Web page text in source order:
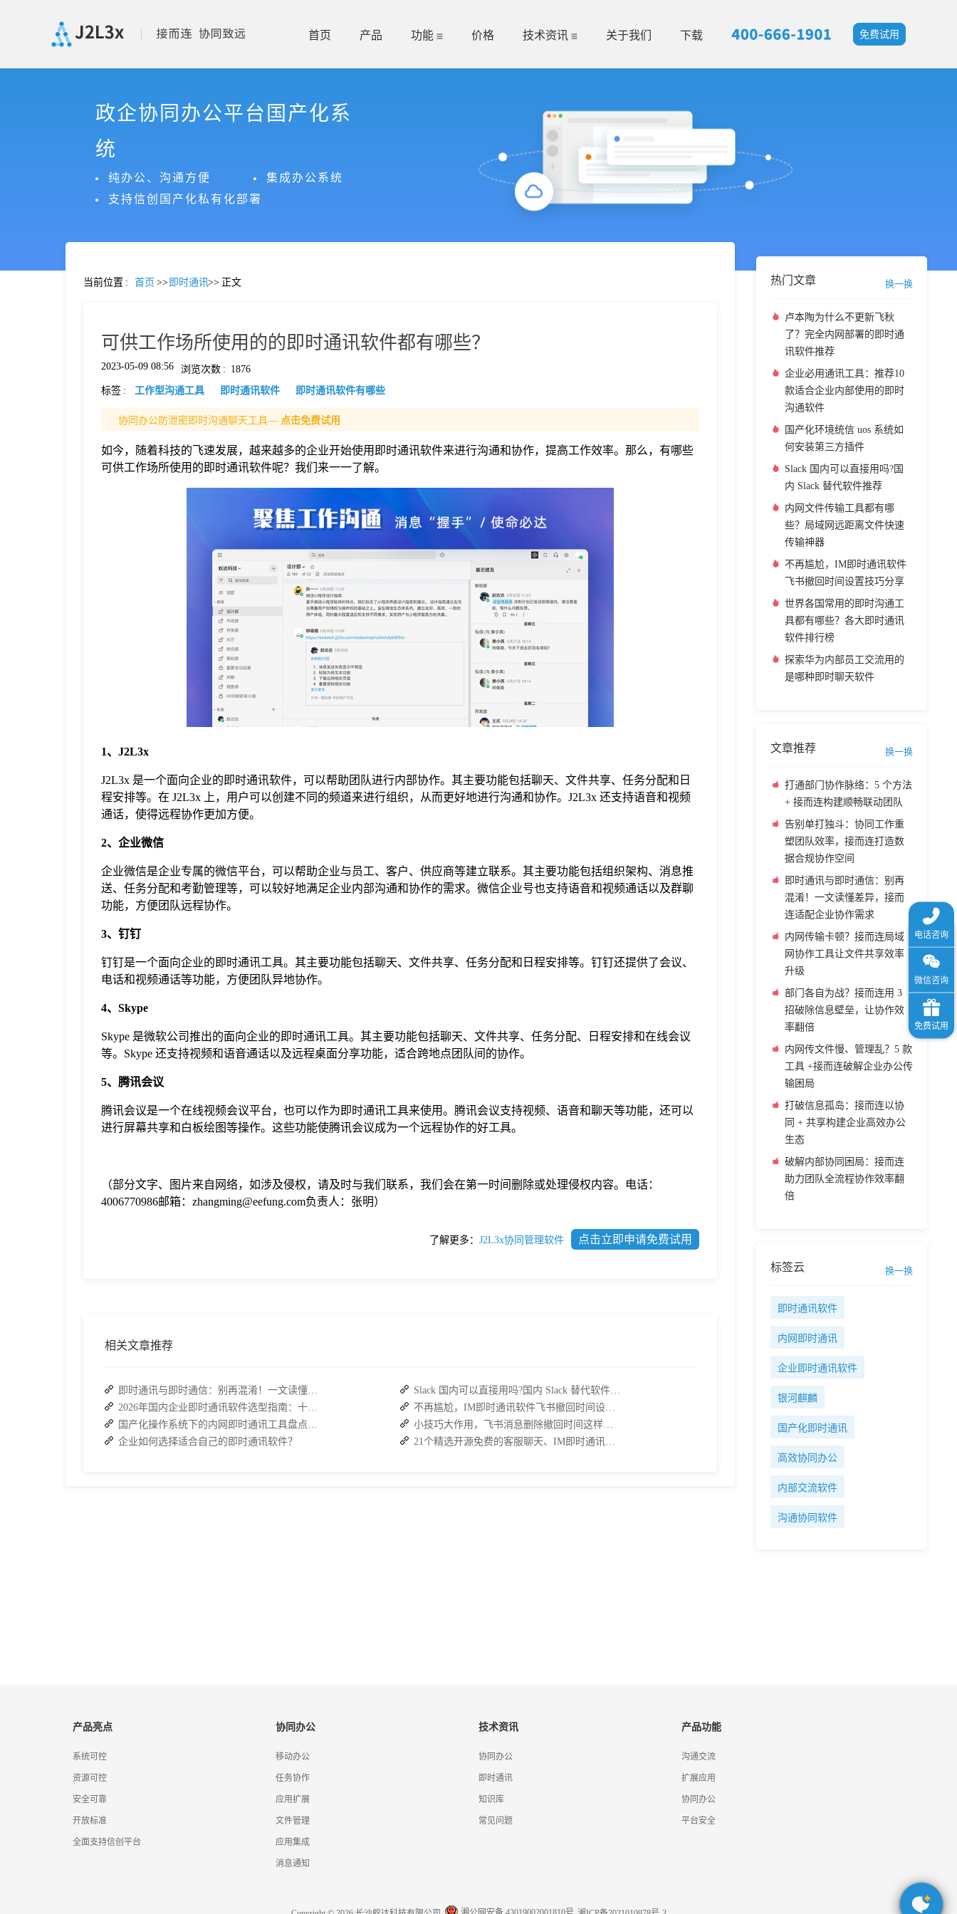
首页 产品 功能 价格 技术资讯 关于我们 下载 免费试用
政企协同办公平台国产化系
统
纯办公、沟通方便
集成办公系统
支持信创国产化私有化部署
当前位置 : 首页 >> 即时通讯>> 正文
可供工作场所使用的的即时通讯软件都有哪些？
2023-05-09 08:56 浏览次数 : 1876
标签 : 工作型沟通工具 即时通讯软件 即时通讯软件有哪些
协同办公防泄密即时沟通聊天工具— 点击免费试用
如今，随着科技的飞速发展，越来越多的企业开始使用即时通讯软件来进行沟通和协作，提高工作效率。那么，有哪些
可供工作场所使用的即时通讯软件呢？我们来一一了解。
1、J2L3x
J2L3x 是一个面向企业的即时通讯软件，可以帮助团队进行内部协作。其主要功能包括聊天、文件共享、任务分配和日
程安排等。在 J2L3x 上，用户可以创建不同的频道来进行组织，从而更好地进行沟通和协作。J2L3x 还支持语音和视频
通话，使得远程协作更加方便。
2、企业微信
企业微信是企业专属的微信平台，可以帮助企业与员工、客户、供应商等建立联系。其主要功能包括组织架构、消息推
送、任务分配和考勤管理等，可以较好地满足企业内部沟通和协作的需求。微信企业号也支持语音和视频通话以及群聊
功能，方便团队远程协作。
3、钉钉
钉钉是一个面向企业的即时通讯工具。其主要功能包括聊天、文件共享、任务分配和日程安排等。钉钉还提供了会议、
电话和视频通话等功能，方便团队异地协作。
4、Skype
Skype 是微软公司推出的面向企业的即时通讯工具。其主要功能包括聊天、文件共享、任务分配、日程安排和在线会议
等。Skype 还支持视频和语音通话以及远程桌面分享功能，适合跨地点团队间的协作。
5、腾讯会议
腾讯会议是一个在线视频会议平台，也可以作为即时通讯工具来使用。腾讯会议支持视频、语音和聊天等功能，还可以
进行屏幕共享和白板绘图等操作。这些功能使腾讯会议成为一个远程协作的好工具。
（部分文字、图片来自网络，如涉及侵权，请及时与我们联系，我们会在第一时间删除或处理侵权内容。电话：
4006770986邮箱：zhangming@eefung.com负责人：张明）
了解更多： J2L3x协同管理软件 点击立即申请免费试用
相关文章推荐
即时通讯与即时通信：别再混淆！一文读懂差异，接而连适配企业协作需求
2026年国内企业即时通讯软件选型指南：十大主流平台深度盘点
国产化操作系统下的内网即时通讯工具盘点：安全与高效的双重亮点
企业如何选择适合自己的即时通讯软件？
Slack 国内可以直接用吗?国内 Slack 替代软件推荐
不再尴尬，IM即时通讯软件飞书撤回时间设置技巧分享
小技巧大作用，飞书消息删除撤回时间这样设置
21个精选开源免费的客服聊天、IM即时通讯系统，助力企业沟通效率提升
热门文章 换一换
卢本陶为什么不更新飞秋
了？完全内网部署的即时通
讯软件推荐
企业必用通讯工具：推荐10
款适合企业内部使用的即时
沟通软件
国产化环境统信 uos 系统如
何安装第三方插件
Slack 国内可以直接用吗?国
内 Slack 替代软件推荐
内网文件传输工具都有哪
些？局域网远距离文件快速
传输神器
不再尴尬，IM即时通讯软件
飞书撤回时间设置技巧分享
世界各国常用的即时沟通工
具都有哪些？各大即时通讯
软件排行榜
探索华为内部员工交流用的
是哪种即时聊天软件
文章推荐 换一换
打通部门协作脉络：5 个方法
+ 接而连构建顺畅联动团队
告别单打独斗：协同工作重
塑团队效率，接而连打造数
据合规协作空间
即时通讯与即时通信：别再
混淆！一文读懂差异，接而
连适配企业协作需求
内网传输卡顿？接而连局域
网协作工具让文件共享效率
升级
部门各自为战？接而连用 3
招破除信息壁垒，让协作效
率翻倍
内网传文件慢、管理乱？5 款
工具 +接而连破解企业办公传
输困局
打破信息孤岛：接而连以协
同 + 共享构建企业高效办公
生态
破解内部协同困局：接而连
助力团队全流程协作效率翻
倍
标签云 换一换
即时通讯软件
内网即时通讯
企业即时通讯软件
银河麒麟
国产化即时通讯
高效协同办公
内部交流软件
沟通协同软件
产品亮点
系统可控
资源可控
安全可靠
开放标准
全面支持信创平台
协同办公
移动办公
任务协作
应用扩展
文件管理
应用集成
消息通知
技术资讯
协同办公
即时通讯
知识库
常见问题
产品功能
沟通交流
扩展应用
协同办公
平台安全